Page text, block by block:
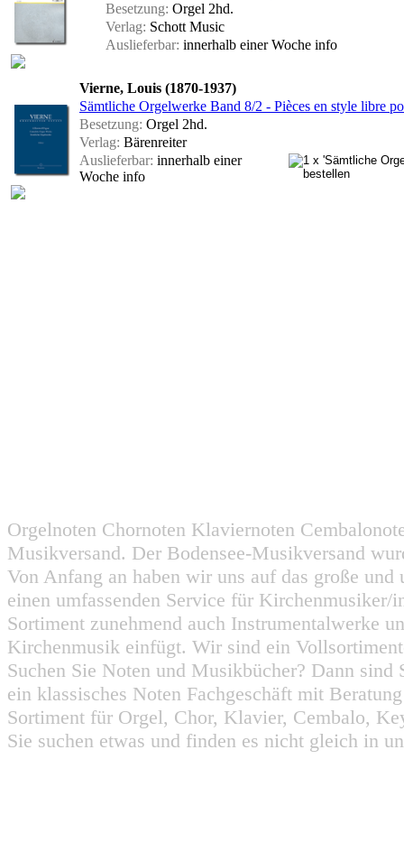
Besetzung: Orgel 2hd.
Verlag: Schott Music
Auslieferbar: innerhalb einer Woche info
Vierne, Louis (1870-1937)
Sämtliche Orgelwerke Band 8/2 - Pièces en style libre
Besetzung: Orgel 2hd.
Verlag: Bärenreiter
Auslieferbar: innerhalb einer
Woche info
Orgelnoten Chornoten Klaviernoten
Musikversand. Der Bodensee-Musikversand
Von Anfang an haben wir uns auf das große
einen umfassenden Service für
Sortiment zunehmend auch Instrumentalwerke
Kirchenmusik einfügt. Wir sind ein
Suchen Sie Noten und Musikbücher? Dann
ein klassisches Noten Fachgeschäft mit
Sortiment für Orgel, Chor, Klavier, Cembalo,
Sie suchen etwas und finden es nicht gleich in